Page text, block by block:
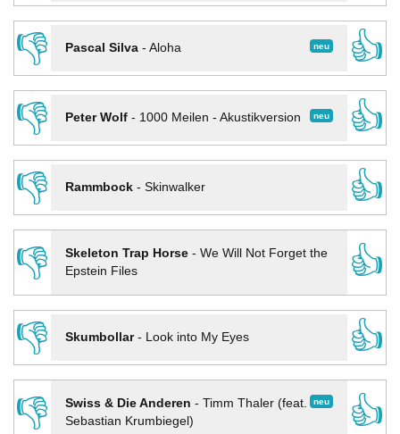
👎
neu
Pascal Silva- Aloha
👍
👎
neu
Peter Wolf- 1000 Meilen - Akustikversion
👍
👎
Rammbock- Skinwalker
👍
👎
Skeleton Trap Horse- We Will Not Forget the
Epstein Files
👍
👎
Skumbollar- Look into My Eyes
👍
👎
neu
Swiss & Die Anderen - Timm Thaler (feat.
Sebastian Krumbiegel)
👍